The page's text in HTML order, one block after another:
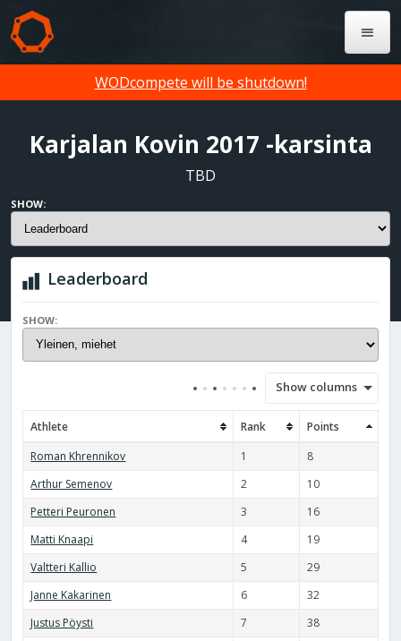
WODcompete will be shutdown!
Karjalan Kovin 2017 -karsinta
TBD
SHOW:
Leaderboard
SHOW:
Show columns
Athlete Rank
Points
Roman Khrennikov
1
8
Arthur Semenov
2
10
Petteri Peuronen
3
16
Matti Knaapi
4
19
Valtteri Kallio
5
29
Janne Kakarinen
6
32
Justus Pöysti
7
38